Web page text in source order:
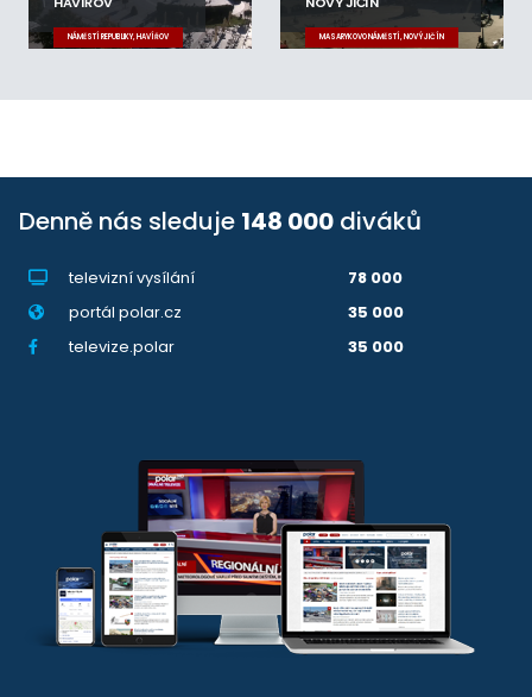
NÁMĚSTÍ REPUBLIKY, HAVÍŘOV MASARYKOVO NÁMĚSTÍ, NOVÝ JIČÍN
Denně nás sleduje 148 000 diváků
televizní vysílání
78 000
portál polar.cz
35 000
televize.polar
35 000